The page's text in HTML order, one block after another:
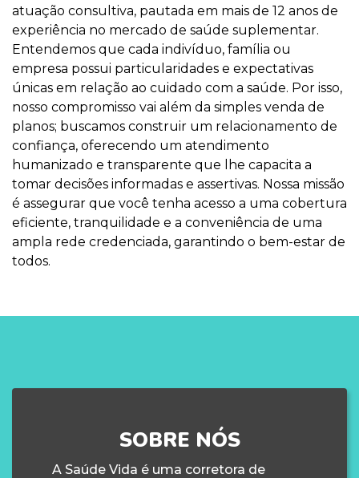
atuação consultiva, pautada em mais de 12 anos de
experiência no mercado de saúde suplementar.
Entendemos que cada indivíduo, família ou
empresa possui particularidades e expectativas
únicas em relação ao cuidado com a saúde. Por isso,
nosso compromisso vai além da simples venda de
planos; buscamos construir um relacionamento de
confiança, oferecendo um atendimento
humanizado e transparente que lhe capacita a
tomar decisões informadas e assertivas. Nossa missão
é assegurar que você tenha acesso a uma cobertura
eficiente, tranquilidade e a conveniência de uma
ampla rede credenciada, garantindo o bem-estar de
todos.
SOBRE NÓS
A Saúde Vida é uma corretora de